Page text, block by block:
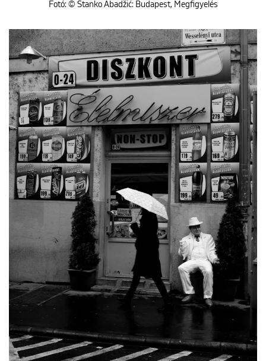
Fotó: © Stanko Abadžić: Budapest, Megfigyelés